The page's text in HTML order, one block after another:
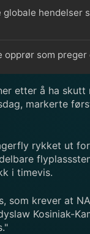
hendelser
som preger
etter å ha skutt
markerte
rykket ut
i timevis.
som krever at
Kosiniak-